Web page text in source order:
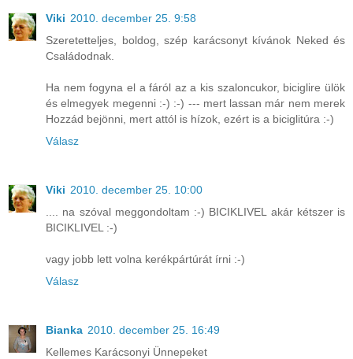
Viki 2010. december 25. 9:58
Szeretetteljes, boldog, szép karácsonyt kívánok Neked és
Családodnak.
Ha nem fogyna el a fáról az a kis szaloncukor, biciglire ülök
és elmegyek megenni :-) :-) --- mert lassan már nem merek
Hozzád bejönni, mert attól is hízok, ezért is a biciglitúra :-)
Válasz
Viki 2010. december 25. 10:00
.... na szóval meggondoltam :-) BICIKLIVEL akár kétszer is
BICIKLIVEL :-)
vagy jobb lett volna kerékpártúrát írni :-)
Válasz
Bianka 2010. december 25. 16:49
Kellemes Karácsonyi Ünnepeket